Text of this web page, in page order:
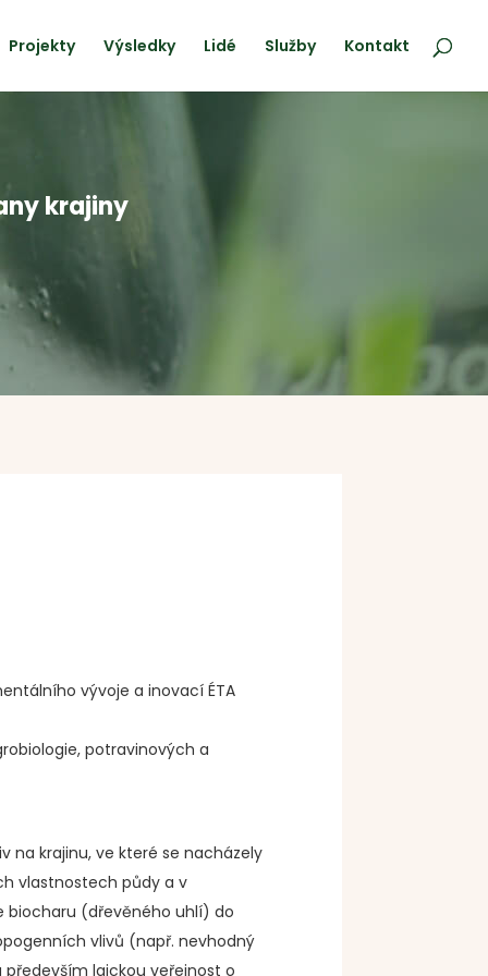
Projekty Výsledky Lidé Služby Kontakt
krajiny
vývoje a inovací ÉTA
potravinových a
na krajinu, ve které se nacházely
vlastnostech půdy a v
biocharu (dřevěného uhlí) do
vlivů (např. nevhodný
laickou veřejnost o